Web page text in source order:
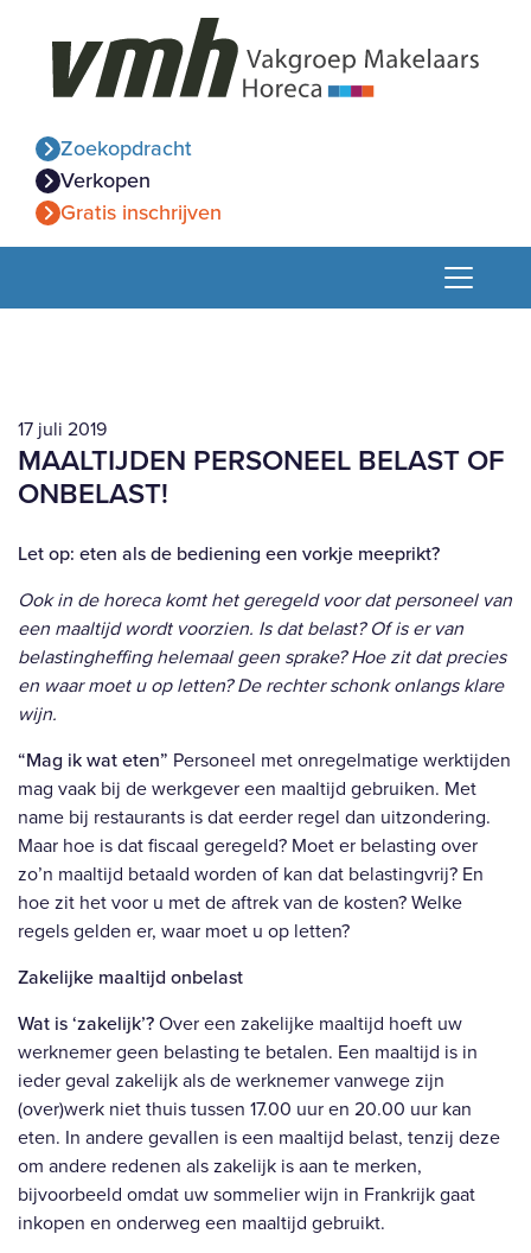
Zoekopdracht
Verkopen
Gratis inschrijven
17 juli 2019
MAALTIJDEN PERSONEEL BELAST OF
ONBELAST!
Let op: eten als de bediening een vorkje meeprikt?
Ook in de horeca komt het geregeld voor dat personeel van
een maaltijd wordt voorzien. Is dat belast? Of is er van
belastingheffing helemaal geen sprake? Hoe zit dat precies
en waar moet u op letten? De rechter schonk onlangs klare
wijn.
“Mag ik wat eten” Personeel met onregelmatige werktijden
mag vaak bij de werkgever een maaltijd gebruiken. Met
name bij restaurants is dat eerder regel dan uitzondering.
Maar hoe is dat fiscaal geregeld? Moet er belasting over
zo’n maaltijd betaald worden of kan dat belastingvrij? En
hoe zit het voor u met de aftrek van de kosten? Welke
regels gelden er, waar moet u op letten?
Zakelijke maaltijd onbelast
Wat is ‘zakelijk’?Over een zakelijke maaltijd hoeft uw
werknemer geen belasting te betalen. Een maaltijd is in
ieder geval zakelijk als de werknemer vanwege zijn
(over)werk niet thuis tussen 17.00 uur en 20.00 uur kan
eten. In andere gevallen is een maaltijd belast, tenzij deze
om andere redenen als zakelijk is aan te merken,
bijvoorbeeld omdat uw sommelier wijn in Frankrijk gaat
inkopen en onderweg een maaltijd gebruikt.